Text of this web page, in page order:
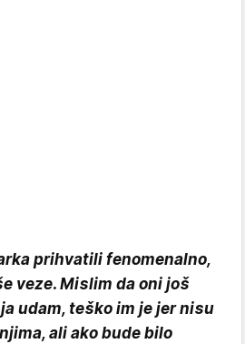
prihvatili fenomenalno,
veze. Mislim da oni još
udam, teško im je jer nisu
ali ako bude bilo